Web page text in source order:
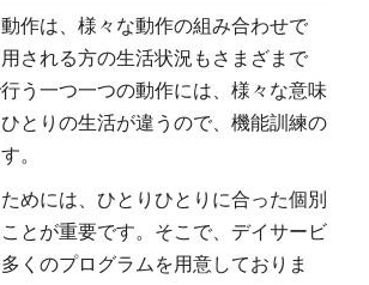
作は、様々な動作の組み合わせで
される方の生活状況もさまざまで
う一つ一つの動作には、様々な意味
とりの生活が違うので、機能訓練の
。
めには、ひとりひとりに合った個別
とが重要です。そこで、デイサービ
くのプログラムを用意しておりま